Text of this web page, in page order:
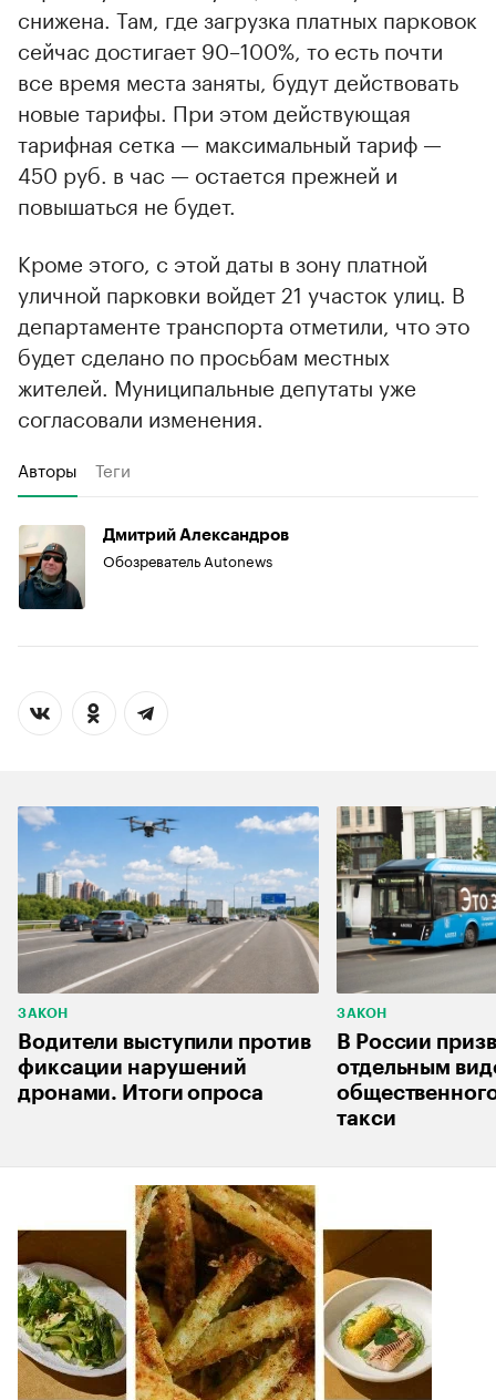
снижена. Там, где загрузка платных парковок
сейчас достигает 90–100%, то есть почти
все время места заняты, будут действовать
новые тарифы. При этом действующая
тарифная сетка — максимальный тариф —
450 руб. в час — остается прежней и
повышаться не будет.
Кроме этого, с этой даты в зону платной
уличной парковки войдет 21 участок улиц. В
департаменте транспорта отметили, что это
будет сделано по просьбам местных
жителей. Муниципальные депутаты уже
согласовали изменения.
Авторы Теги
Дмитрий Александров
Обозреватель Autonews
ЗАКОН
Водители выступили против
фиксации нарушений
дронами. Итоги опроса
ЗАКОН
В России
отдельным
такси